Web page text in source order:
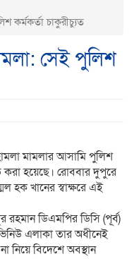
কর্মকর্তা চাকুরীচ্যুত
সেই পুলিশ
মামলার আসামি পুলিশ
হয়েছে। রোববার দুপুরে
হক খানের স্বাক্ষরে এই
ডিএমপির ডিসি (পূর্ব)
এলাকা তার অধীনেই
নিয়ে বিদেশে অবস্থান